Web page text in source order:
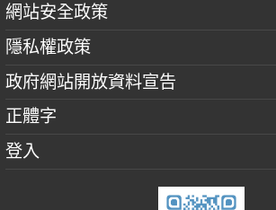
網站安全政策
隱私權政策
政府網站開放資料宣告
正體字
登入